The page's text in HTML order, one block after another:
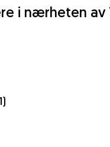
i nærheten av